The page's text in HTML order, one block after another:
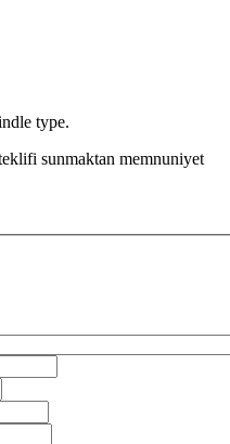
type.
sunmaktan memnuniyet